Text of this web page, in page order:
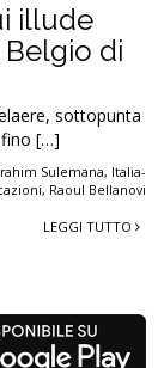
illude
Belgio di
sottopunta
fino […]
Sulemana, Italia-
, Raoul Bellanovi
LEGGI TUTTO